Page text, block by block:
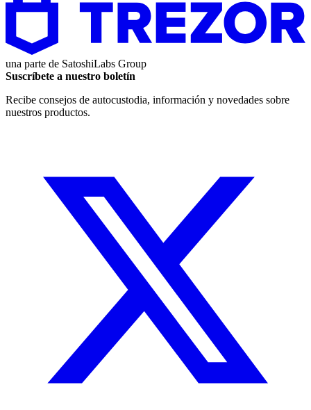
una parte de SatoshiLabs Group
Suscríbete a nuestro boletín
Recibe consejos de autocustodia, información y novedades sobre
nuestros productos.